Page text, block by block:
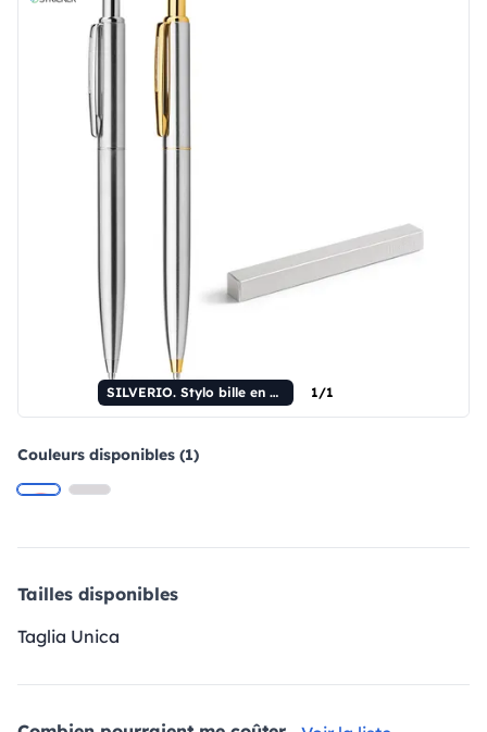
SILVERIO. Stylo bille en acier inoxydable avec corps et clip polis. 1/1
Couleurs disponibles (1)
Tailles disponibles
Taglia Unica